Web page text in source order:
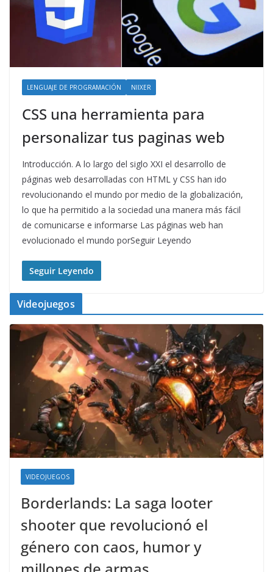
LENGUAJE DE PROGRAMACIÓN NIIXER
CSS una herramienta para
personalizar tus paginas web
Introducción. A lo largo del siglo XXI el desarrollo de
páginas web desarrolladas con HTML y CSS han ido
revolucionando el mundo por medio de la globalización,
lo que ha permitido a la sociedad una manera más fácil
de comunicarse e informarse Las páginas web han
evolucionado el mundo porSeguir Leyendo
Seguir Leyendo
Videojuegos
VIDEOJUEGOS
Borderlands: La saga looter
shooter que revolucionó el
género con caos, humor y